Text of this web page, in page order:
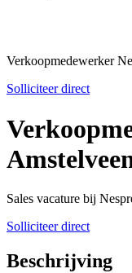
Verkoopmedewerker
Solliciteer direct
Sales vacature bij
Solliciteer direct
Beschrijving